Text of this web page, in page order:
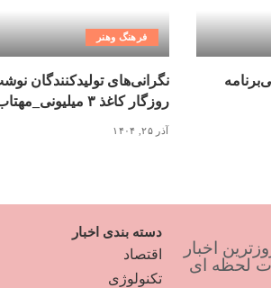
فرهنگ وهنر
نگرانی‌های تولیدکنندگان
روزگار کاغذ ۳ میلیونی_مهتاب من
آذر ۲۵, ۱۴۰۴
اخبار
لحظه ای
دسته بندی اخبار
اقتصاد
تکنولوژی